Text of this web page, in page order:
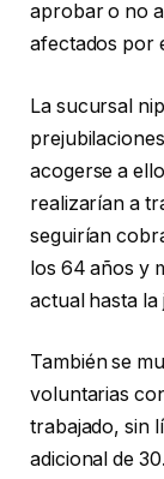
aprobar o no
afectados por
La sucursal
acogerse a
realizarían a
seguirían
los 64 años y
actual hasta la
También se
voluntarias
trabajado, sin
adicional de